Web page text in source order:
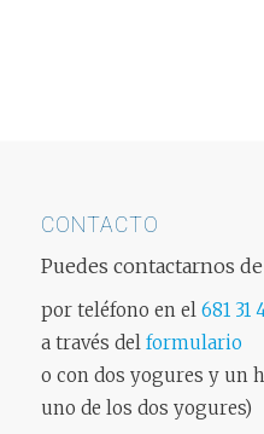
CONTACTO
Puedes contactarnos
por teléfono en el 681 31
a través del formulario
o con dos yogures y un
uno de los dos yogures)